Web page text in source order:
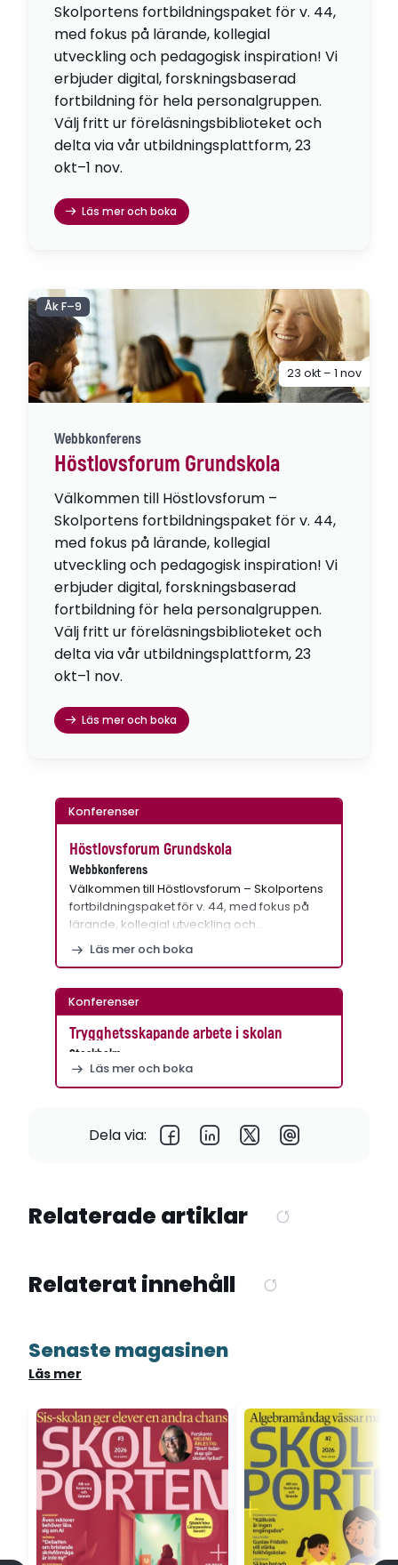
Skolportens fortbildningspaket för v. 44,
med fokus på lärande, kollegial
utveckling och pedagogisk inspiration! Vi
erbjuder digital, forskningsbaserad
fortbildning för hela personalgruppen.
Välj fritt ur föreläsningsbiblioteket och
delta via vår utbildningsplattform, 23
okt–1 nov.
Läs mer och boka
Webbkonferens
Höstlovsforum Grundskola
Välkommen till Höstlovsforum –
Skolportens fortbildningspaket för v. 44,
med fokus på lärande, kollegial
utveckling och pedagogisk inspiration! Vi
erbjuder digital, forskningsbaserad
fortbildning för hela personalgruppen.
Välj fritt ur föreläsningsbiblioteket och
delta via vår utbildningsplattform, 23
okt–1 nov.
Läs mer och boka
Åk F–9
23 okt – 1 nov
Konferenser
Höstlovsforum Grundskola
Webbkonferens
Välkommen till Höstlovsforum – Skolportens
fortbildningspaket för v. 44, med fokus på
lärande, kollegial utveckling och…
Läs mer och boka
Konferenser
Trygghetsskapande arbete i skolan
Stockholm
Läs mer och boka
Dela via:
Relaterade artiklar
Relaterat innehåll
Senaste magasinen
Läs mer